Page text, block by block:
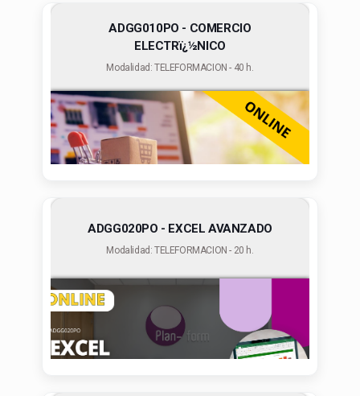
ADGG010PO - COMERCIO
ELECTRï¿½NICO
Modalidad: TELEFORMACION - 40 h.
ADGG020PO - EXCEL AVANZADO
Modalidad: TELEFORMACION - 20 h.